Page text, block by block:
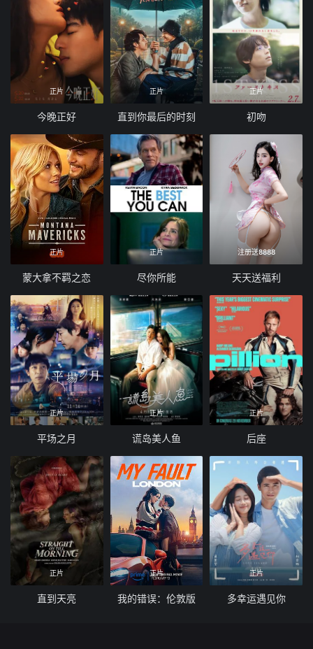
正片
今晚正好
正片
直到你最后的时刻
正片
初吻
正片
蒙大拿不羁之恋
正片
尽你所能
注册送8888
天天送福利
正片
平场之月
正片
谎岛美人鱼
正片
后座
正片
直到天亮
正片
我的错误：伦敦版
正片
多幸运遇见你